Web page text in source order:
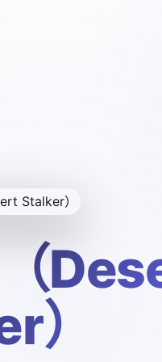
）